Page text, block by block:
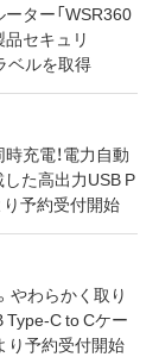
ター「WSR360
セキュリ
ベルを取得
充電！電力自動
した高出力USB P
予約受付開始
やわらかく取り
C to Cケー
り予約受付開始